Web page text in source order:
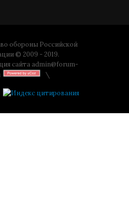
обороны Российской
© 2009 - 2019.
сайта admin@forum-